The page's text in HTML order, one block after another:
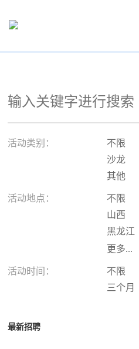
活动类别： 不限
沙龙
其他
活动地点： 不限
山西
黑龙江
安徽
广西
更多...
活动时间： 不限
三个月
最新招聘